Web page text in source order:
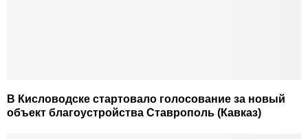
В Кисловодске стартовало голосование за новый
объект благоустройства Ставрополь (Кавказ)